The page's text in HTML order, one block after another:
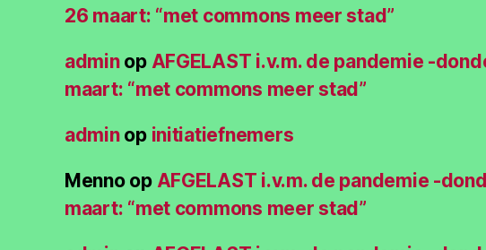
26 maart: “met commons meer stad”
adminop AFGELAST i.v.m. de pandemie -
maart: “met commons meer stad”
adminop initiatiefnemers
Mennoop AFGELAST i.v.m. de pandemie -
maart: “met commons meer stad”